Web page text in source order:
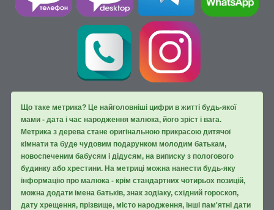
Що таке метрика? Це найголовніші цифри в житті будь-якої
мами - дата і час народження малюка, його зріст і вага.
Метрика з дерева стане оригінальною прикрасою дитячої
кімнати та буде чудовим подарунком молодим батькам,
новоспеченим бабусям і дідусям, на виписку з пологового
будинку або хрестини. На метриці можна нанести будь-яку
інформацію про малюка - крім стандартних чотирьох позицій,
можна додати імена батьків, знак зодіаку, східний гороскоп,
дату хрещення, прізвище, місто народження, інші пам'ятні дати